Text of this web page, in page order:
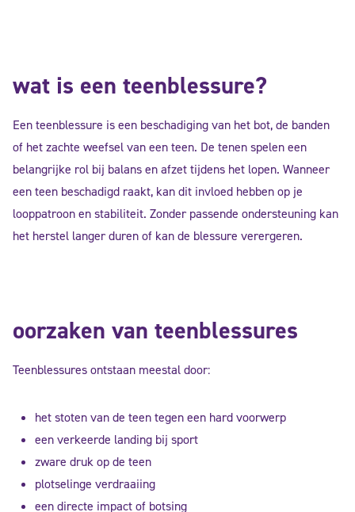
wat is een teenblessure?
Een teenblessure is een beschadiging van het bot, de banden
of het zachte weefsel van een teen. De tenen spelen een
belangrijke rol bij balans en afzet tijdens het lopen. Wanneer
een teen beschadigd raakt, kan dit invloed hebben op je
looppatroon en stabiliteit. Zonder passende ondersteuning kan
het herstel langer duren of kan de blessure verergeren.
oorzaken van teenblessures
Teenblessures ontstaan meestal door:
het stoten van de teen tegen een hard voorwerp
een verkeerde landing bij sport
zware druk op de teen
plotselinge verdraaiing
een directe impact of botsing